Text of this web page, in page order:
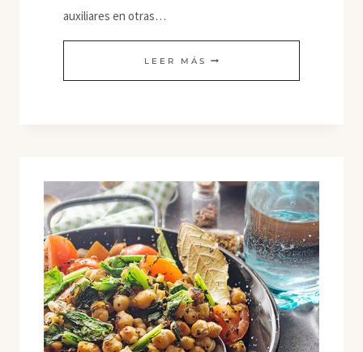
auxiliares en otras…
LEER MÁS BASES
DE
Y
SIN
HORNO
(A
LA
SARTÉN)